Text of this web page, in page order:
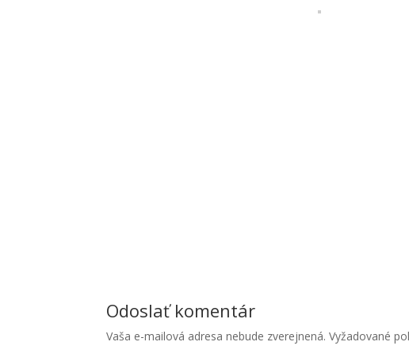
Odoslať komentár
Vaša e-mailová adresa nebude zverejnená. Vyžadované